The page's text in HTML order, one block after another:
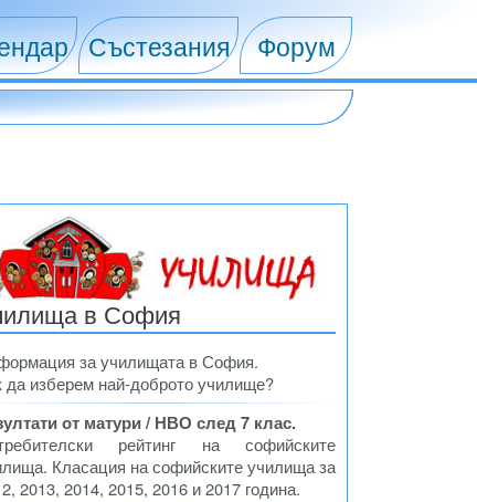
Състезания Форум
в София
за училищата в София.
да изберем най-доброто училище?
от матури / НВО след 7 клас.
рейтинг на софийските
Класация на софийските училища за
2013, 2014, 2015, 2016 и 2017 година.